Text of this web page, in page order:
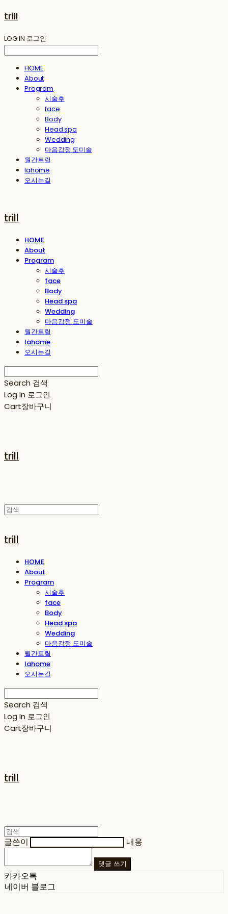
trill
LOG IN 로그인
HOME
About
Program
시술후
face
Body
Head spa
Wedding
마음감정 도미솔
월간트릴
lahome
오시는길
trill
HOME
About
Program
시술후
face
Body
Head spa
Wedding
마음감정 도미솔
월간트릴
lahome
오시는길
Search 검색
Log In 로그인
Cart장바구니
trill
trill
HOME
About
Program
시술후
face
Body
Head spa
Wedding
마음감정 도미솔
월간트릴
lahome
오시는길
Search 검색
Log In 로그인
Cart장바구니
trill
글쓴이 내용
댓글 쓰기
카카오톡
네이버 블로그